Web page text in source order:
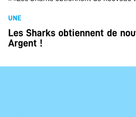
UNE
Les Sharks obtiennent de
Argent !